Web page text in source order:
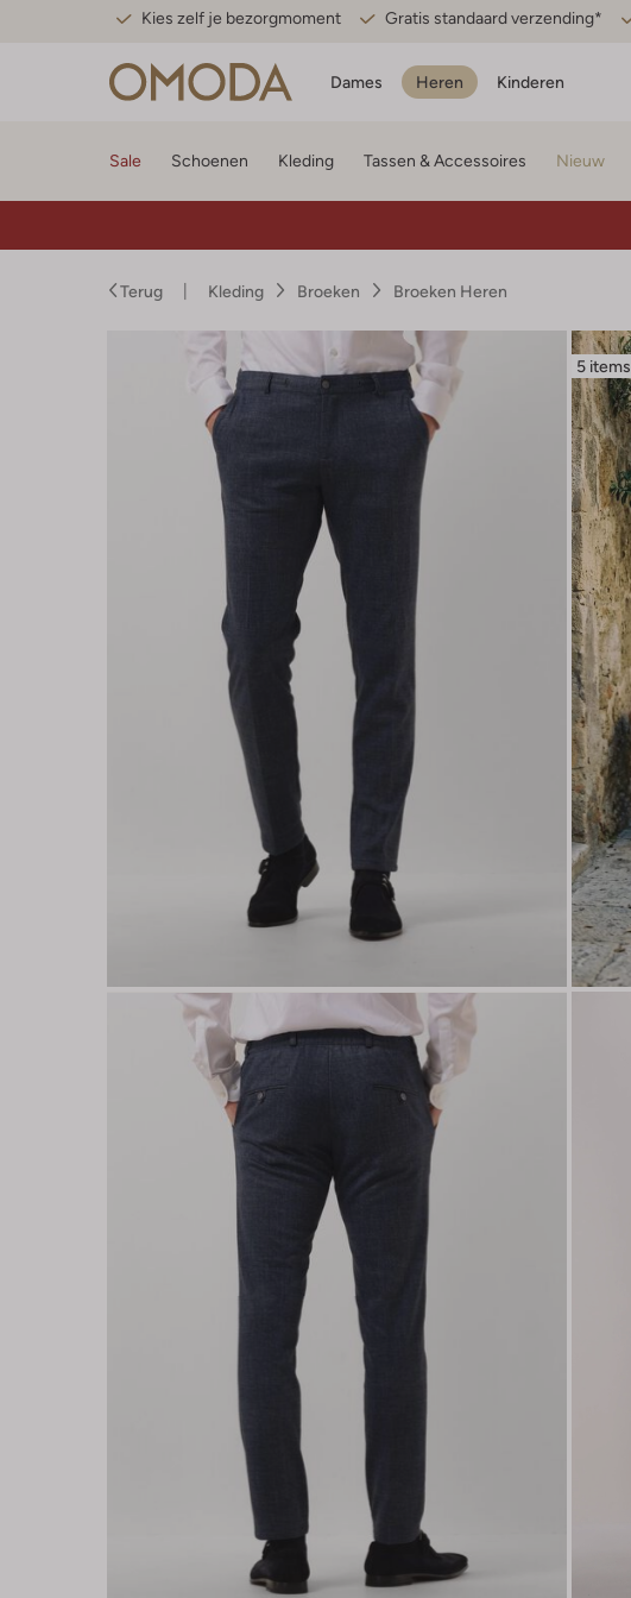
Kies zelf je bezorgmoment Gratis standaard verzending*
Dames Heren Kinderen
Sale Schoenen Kleding Tassen & Accessoires Nieuw
Terug Kleding Broeken Broeken Heren
5 items